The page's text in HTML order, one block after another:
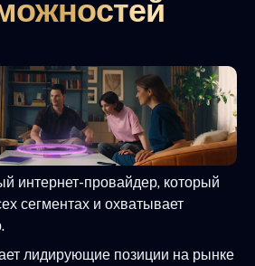
интернет-провайдер, который
сегментах и охватывает
лидирующие позиции на рынке